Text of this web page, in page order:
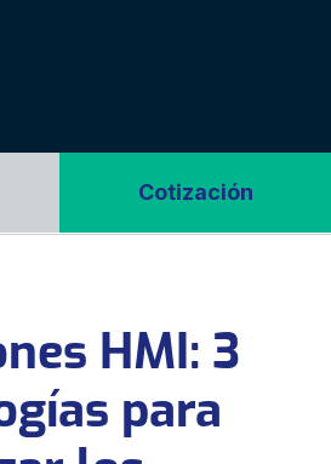
Cotización
HMI: 3
para